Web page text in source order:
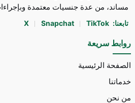
مساند، من عدة جنسيات معتمدة
تابعنا: X Snapchat TikTok
روابط سريعة
الصفحة الرئيسية
خدماتنا
من نحن